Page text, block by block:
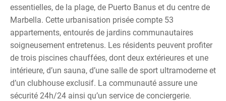
essentielles, de la plage, de Puerto Banus et du centre de
Marbella. Cette urbanisation prisée compte 53
appartements, entourés de jardins communautaires
soigneusement entretenus. Les résidents peuvent profiter
de trois piscines chauffées, dont deux extérieures et une
intérieure, d’un sauna, d’une salle de sport ultramoderne et
d’un clubhouse exclusif. La communauté assure une
sécurité 24h/24 ainsi qu’un service de conciergerie.